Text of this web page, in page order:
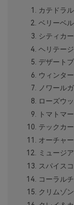
カテドラ
ベリーベ
シティカ
ヘリテー
デザート
ウィンタ
ノワール
ローズウ
トマトマ
テックカ
オーチャ
ミュージ
スパイス
コーラル
クリムゾ